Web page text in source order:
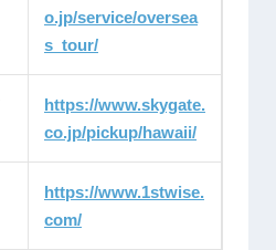
o.jp/service/oversea
s_tour/
https://www.skygate.
co.jp/pickup/hawaii/
https://www.1stwise.
com/